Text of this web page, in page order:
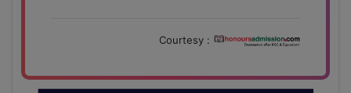
Courtesy :